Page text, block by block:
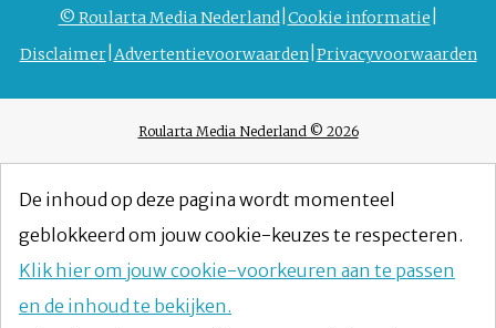
© Roularta Media Nederland Cookie informatie
Disclaimer Advertentievoorwaarden Privacyvoorwaarden
Roularta Media Nederland © 2026
De inhoud op deze pagina wordt momenteel
geblokkeerd om jouw cookie-keuzes te respecteren.
Klik hier om jouw cookie-voorkeuren aan te passen
en de inhoud te bekijken.